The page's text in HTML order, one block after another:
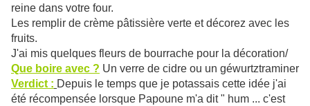
reine dans votre four.
Les remplir de crème pâtissière verte et décorez avec les
fruits.
J'ai mis quelques fleurs de bourrache pour la décoration/
Que boire avec ? Un verre de cidre ou un géwurtztraminer
Verdict : Depuis le temps que je potassais cette idée j'ai
été récompensée lorsque Papoune m'a dit " hum ... c'est